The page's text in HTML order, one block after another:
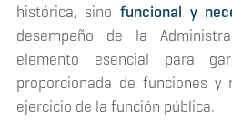
histórica, sino funcional y
desempeño de la
elemento esencial para
proporcionada de funciones y
ejercicio de la función pública.